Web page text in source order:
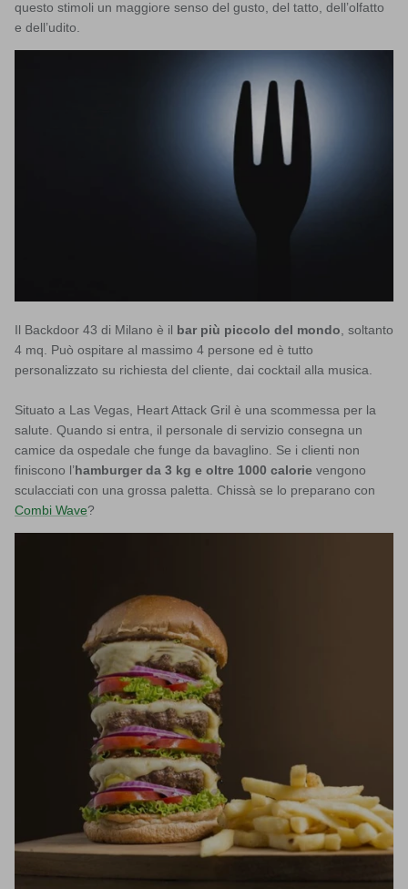
questo stimoli un maggiore senso del gusto, del tatto, dell’olfatto
e dell’udito.
Il Backdoor 43 di Milano è il bar più piccolo del mondo , soltanto
4 mq. Può ospitare al massimo 4 persone ed è tutto
personalizzato su richiesta del cliente, dai cocktail alla musica.
Situato a Las Vegas, Heart Attack Gril è una scommessa per la
salute. Quando si entra, il personale di servizio consegna un
camice da ospedale che funge da bavaglino. Se i clienti non
finiscono l’hamburger da 3 kg e oltre 1000 calorie vengono
sculacciati con una grossa paletta. Chissà se lo preparano con
Combi Wave?